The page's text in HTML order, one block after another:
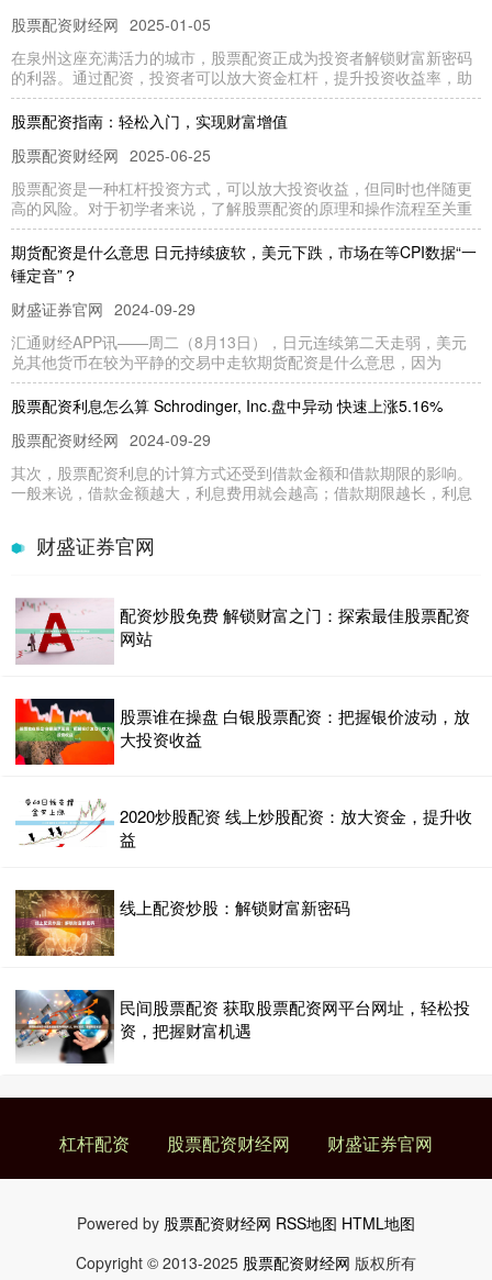
股票配资财经网 2025-01-05
在泉州这座充满活力的城市，股票配资正成为投资者解锁财富新密码
的利器。通过配资，投资者可以放大资金杠杆，提升投资收益率，助
股票配资指南：轻松入门，实现财富增值
股票配资财经网 2025-06-25
股票配资是一种杠杆投资方式，可以放大投资收益，但同时也伴随更
高的风险。对于初学者来说，了解股票配资的原理和操作流程至关重
期货配资是什么意思 日元持续疲软，美元下跌，市场在等CPI数据“一
锤定音”？
财盛证券官网 2024-09-29
汇通财经APP讯——周二（8月13日），日元连续第二天走弱，美元
兑其他货币在较为平静的交易中走软期货配资是什么意思，因为
股票配资利息怎么算 Schrodinger, Inc.盘中异动 快速上涨5.16%
股票配资财经网 2024-09-29
其次，股票配资利息的计算方式还受到借款金额和借款期限的影响。
一般来说，借款金额越大，利息费用就会越高；借款期限越长，利息
股票配资的流程 武汉专业股票期货配资，助您投资更轻松
在投资领域，资金是关键。对于资金有限的投资者来说，股票期货配
资可以成为一种有效的解决方案。武汉专业股票期货配资公司为您提
股票配资平台查询网：一站式配资信息查询
股票配资财经网
股票配资，是指投资者通过借入资金来放大投资规模的一种方式。随
着股票市场的火热，股票配资也逐渐成为一种热门的投资方式。然而
福辰股票配资：助您把握市场机遇，实现财富增长
股票配资财经网
2025-06-10
供杠杆支持，助您放大收益，实现财富增长。 **杠杆放大收益*
炒股配资炒股 人才流失严重困扰印度金融业！美媒：行业内部种种问
题导致员工离职率高
杠杆配资 2024-09-29
来源：环球时报炒股配资炒股 * **放大收益：**杠杆作用可以放大投资
收益，让投资者在较小的本金投入下获得更高的回报。
财盛证券官网
配资炒股免费 解锁财富之门：探索最佳股票配资
网站
股票谁在操盘 白银股票配资：把握银价波动，放
大投资收益
2020炒股配资 线上炒股配资：放大资金，提升收
益
线上配资炒股：解锁财富新密码
民间股票配资 获取股票配资网平台网址，轻松投
资，把握财富机遇
杠杆配资 股票配资财经网 财盛证券官网
Powered by 股票配资财经网 RSS地图 HTML地图
Copyright © 2013-2025 股票配资财经网 版权所有